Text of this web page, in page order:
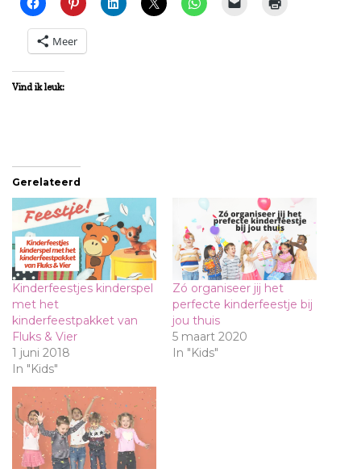
Meer
Vind ik leuk:
Gerelateerd
Kinderfeestjes kinderspel
met het
kinderfeestpakket van
Fluks & Vier
1 juni 2018
In "Kids"
Zó organiseer jij het
perfecte kinderfeestje bij
jou thuis
5 maart 2020
In "Kids"